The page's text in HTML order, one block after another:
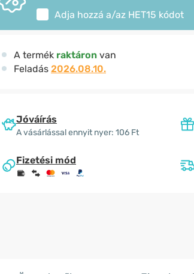
Adja hozzá a/az HET15 kódot
A termék raktáron van
Feladás 2026.08.10.
Jóváírás
A vásárlással ennyit nyer: 106 Ft
Fizetési mód